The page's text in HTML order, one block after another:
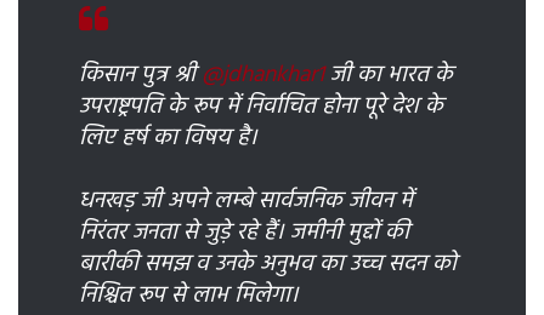
किसान पुत्र श्री@jdhankhar1जी का भारत के
उपराष्ट्रपति के रूप में निर्वाचित होना पूरे देश के
लिए हर्ष का विषय है।
धनखड़ जी अपने लम्बे सार्वजनिक जीवन में
निरंतर जनता से जुड़े रहे हैं। जमीनी मुद्दों की
बारीकी समझ व उनके अनुभव का उच्च सदन को
निश्चित रूप से लाभ मिलेगा।